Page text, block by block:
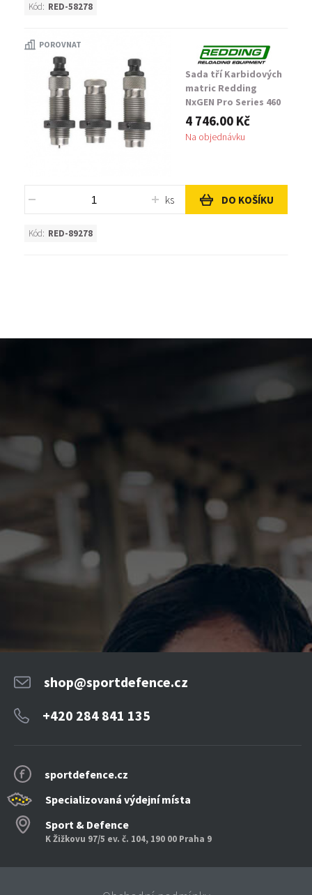
Kód: RED-58278
POROVNAT
Sada tří Karbidových
matric Redding
NxGEN Pro Series 460
S&W Magnum
4 746.00 Kč
Na objednávku
ks DO KOŠÍKU
Kód: RED-89278
sportdefence.cz
Specializovaná výdejní místa
Sport & Defence
K Žižkovu 97/5 ev. č. 104, 190 00 Praha 9
shop@sportdefence.cz
+420 284 841 135